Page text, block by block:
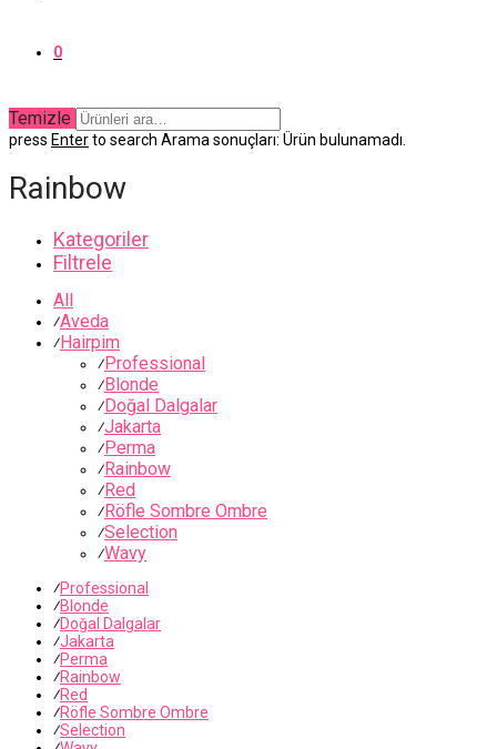
0
Temizle
press Enterto search Arama sonuçları: Ürün bulunamadı.
Rainbow
Kategoriler
Filtrele
All
⁄Aveda
⁄Hairpim
⁄Professional
⁄Blonde
⁄Doğal Dalgalar
⁄Jakarta
⁄Perma
⁄Rainbow
⁄Red
⁄Röfle Sombre Ombre
⁄Selection
⁄Wavy
⁄Professional
⁄Blonde
⁄Doğal Dalgalar
⁄Jakarta
⁄Perma
⁄Rainbow
⁄Red
⁄Röfle Sombre Ombre
⁄Selection